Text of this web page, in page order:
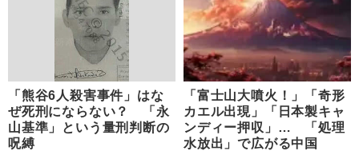
「熊谷6人殺害事件」はな
ぜ死刑にならない？ 「永
山基準」という量刑判断の
呪縛
「富士山大噴火！」「奇形
カエル出現」「日本製キャ
ンディー押収」… 「処理
水放出」で広がる中国